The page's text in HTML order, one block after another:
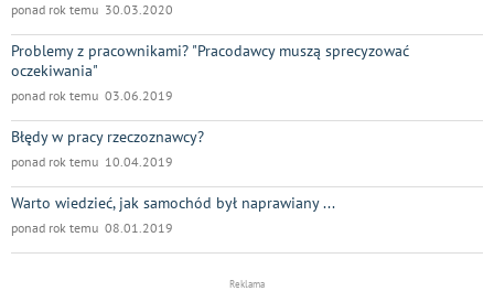
ponad rok temu 30.03.2020
Problemy z pracownikami? "Pracodawcy muszą sprecyzować
oczekiwania"
ponad rok temu 03.06.2019
Błędy w pracy rzeczoznawcy?
ponad rok temu 10.04.2019
Warto wiedzieć, jak samochód był naprawiany ...
ponad rok temu 08.01.2019
Reklama